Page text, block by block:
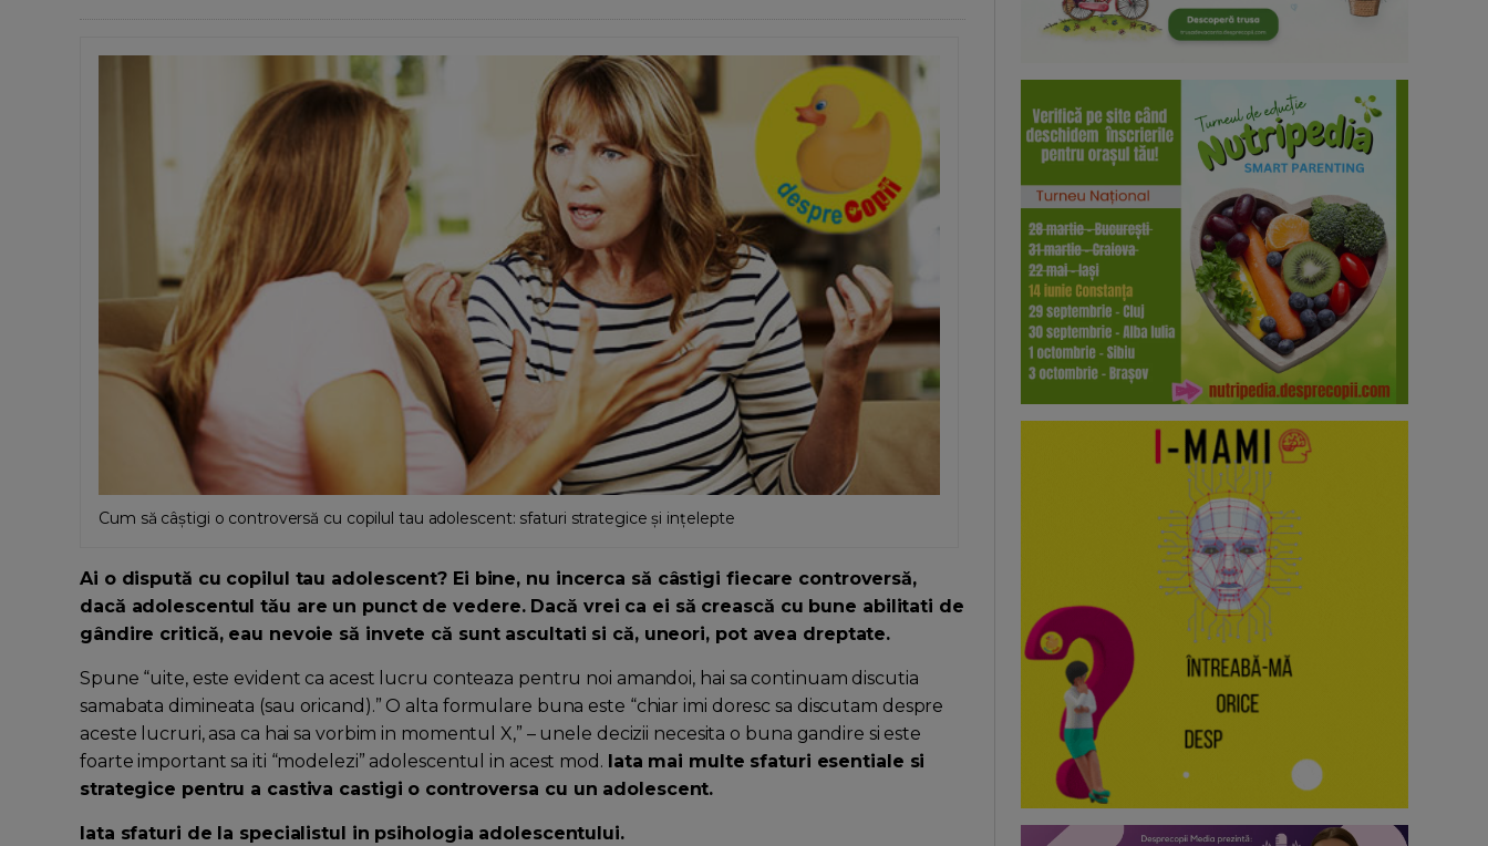
Cum să câștigi o controversă cu copilul tau adolescent: sfaturi strategice și ințelepte
Ai o dispută cu copilul tau adolescent? Ei bine, nu incerca să câstigi fiecare controversă,
dacă adolescentul tău are un punct de vedere. Dacă vrei ca ei să crească cu bune abilitati de
gândire critică, eau nevoie să invete că sunt ascultati si că, uneori, pot avea dreptate.
Spune “uite, este evident ca acest lucru conteaza pentru noi amandoi, hai sa continuam discutia
samabata dimineata (sau oricand).” O alta formulare buna este “chiar imi doresc sa discutam despre
aceste lucruri, asa ca hai sa vorbim in momentul X,” – unele decizii necesita o buna gandire si este
foarte important sa iti “modelezi” adolescentul in acest mod. Iata mai multe sfaturi esentiale si
strategice pentru a castiva castigi o controversa cu un adolescent.
Iata sfaturi de la specialistul in psihologia adolescentului.